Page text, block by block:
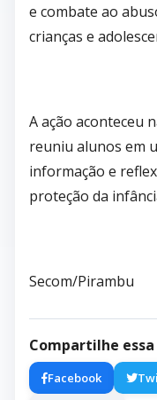
e combate ao
crianças e
A ação aconteceu
reuniu alunos em
informação e
proteção da
Secom/Pirambu
Compartilhe
Facebook